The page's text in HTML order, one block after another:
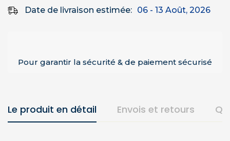
Date de livraison estimée: 06 - 13 Août, 2026
Pour garantir la sécurité & de paiement sécurisé
Le produit en détail Envois et retours